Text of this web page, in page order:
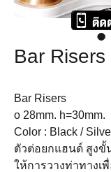
Bar Risers
Bar Risers
o 28mm. h=30mm.
Color : Black /
ตัวต่อยกแฮนด์ สูงขั้
ให้การวางท่าทางเ